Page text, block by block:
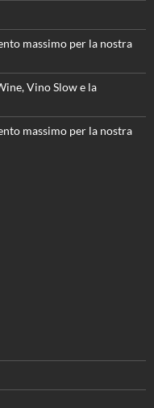
massimo per la nostra
Vino Slow e la
massimo per la nostra